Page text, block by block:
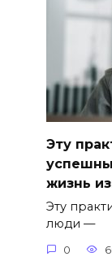
Эту
жизнь
Эту
люди —
0